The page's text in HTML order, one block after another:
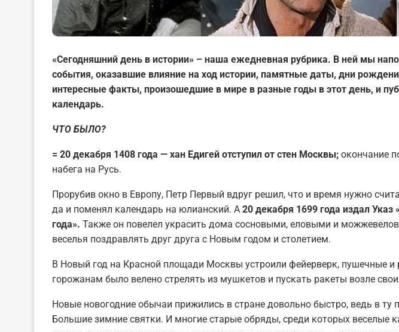
«Сегодняшний день в истории» – наша ежедневная рубрика. В ней мы
события, оказавшие влияние на ход истории, памятные даты, дни
интересные факты, произошедшие в мире в разные годы в этот день, и
календарь.
ЧТО БЫЛО?
= 20 декабря 1408 года — хан Едигей отступил от стен Москвы; окончание
набега на Русь.
Прорубив окно в Европу, Петр Первый вдруг решил, что и время нужно
да и поменял календарь на юлианский. А 20 декабря 1699 года издал Указ
года». Также он повелел украсить дома сосновыми, еловыми и
веселья поздравлять друг друга с Новым годом и столетием.
В Новый год на Красной площади Москвы устроили фейерверк, пушечные
горожанам было велено стрелять из мушкетов и пускать ракеты возле
Новые новогодние обычаи прижились в стране довольно быстро, ведь в ту
Большие зимние святки. И многие старые обряды, среди которых веселые